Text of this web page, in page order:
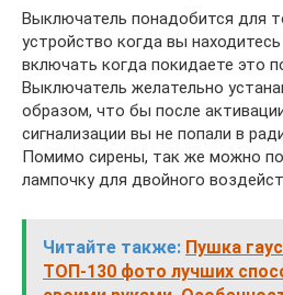
Выключатель понадобится для
устройство когда вы
включать когда покидаете это
Выключатель желательно
образом, что бы после
сигнализации вы не попали в
Помимо сирены, так же можно
лампочку для двойного
Читайте также: Пушка
ТОП-130 фото лучших